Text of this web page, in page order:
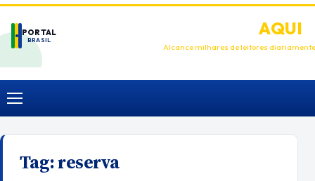
PORTAL
BRASIL
ANUNCIEAQUI
Alcance milhares de leitores diariamente
Menu
Tag:reserva